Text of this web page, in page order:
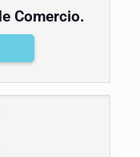
Comercio.